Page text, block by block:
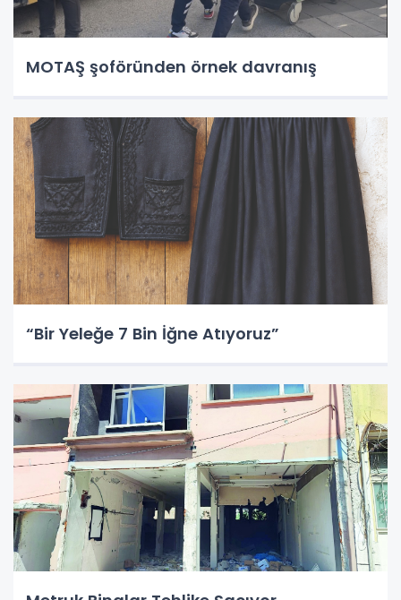
MOTAŞ şoföründen örnek davranış
“Bir Yeleğe 7 Bin İğne Atıyoruz”